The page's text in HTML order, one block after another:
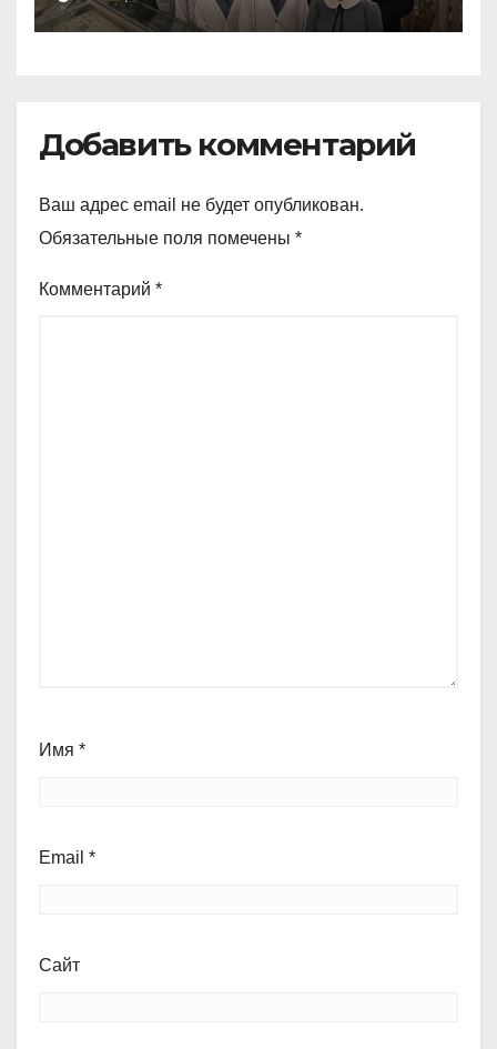
зоологический музей и
Добавить комментарий
Ваш адрес email не будет опубликован.
Обязательные поля помечены *
Комментарий *
Имя *
Email *
Сайт